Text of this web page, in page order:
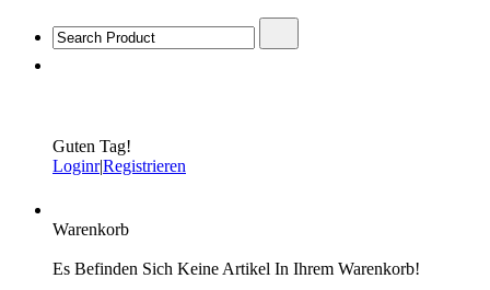
Guten Tag!
Loginr|Registrieren
Warenkorb
Es Befinden Sich Keine Artikel In Ihrem Warenkorb!